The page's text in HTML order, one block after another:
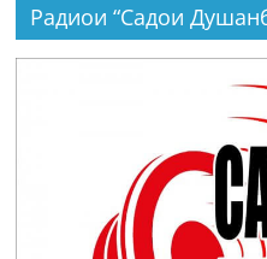
Радиои “Садои